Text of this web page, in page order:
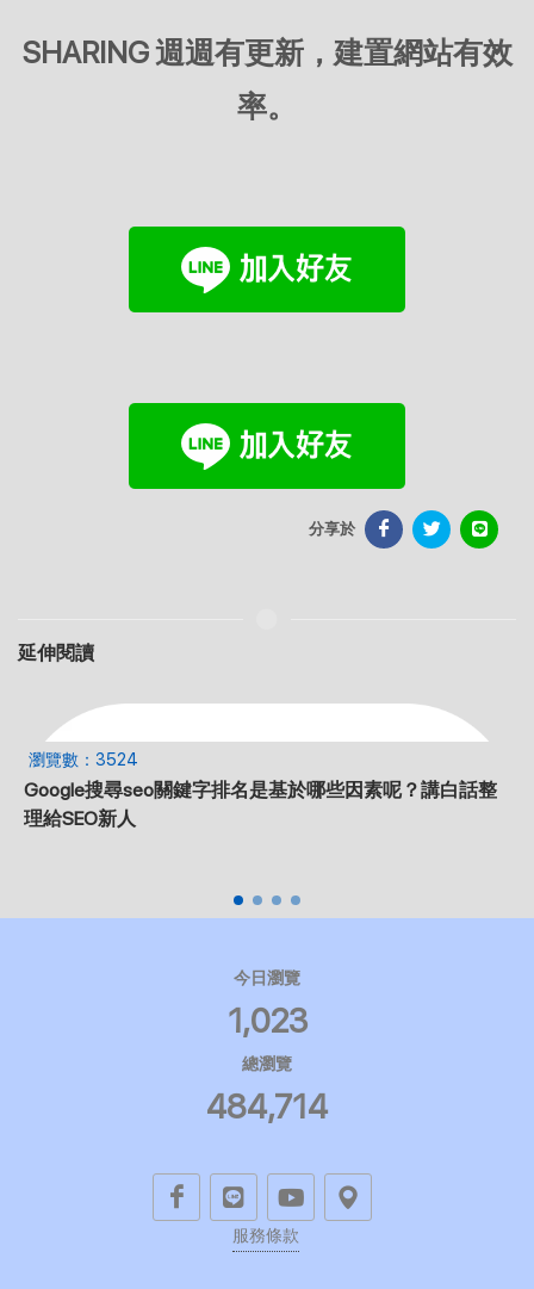
SHARING 週週有更新，建置網站有效
率。
分享於
延伸閱讀
瀏覽數：3524
Google搜尋seo關鍵字排名是基於哪些因素呢？講白話整
理給SEO新人
今日瀏覽
1,023
總瀏覽
484,714
服務條款